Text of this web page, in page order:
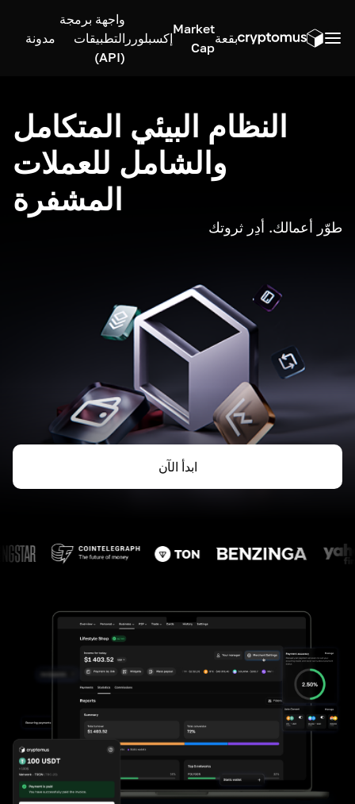
بقعة
Market
Cap
إكسبلورر
واجهة برمجة
التطبيقات
(API)
مدونة
النظام البيئي المتكامل
والشامل للعملات
المشفرة
طوّر أعمالك. أدِر ثروتك
ابدأ الآن